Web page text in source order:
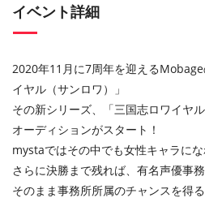
イベント詳細
2020年11月に7周年を迎える
イヤル（サンロワ）」
その新シリーズ、「三国志ロワイヤ
オーディションがスタート！
mystaではその中でも女性キャラにな
さらに決勝まで残れば、有名声優事
そのまま事務所所属のチャンスを得